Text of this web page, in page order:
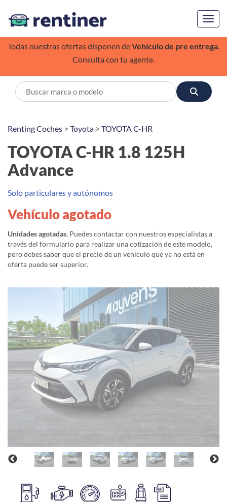
Todas nuestras ofertas disponen deVehículo de pre entrega.
Consulta con tu agente.
Renting Coches > Toyota > TOYOTA C-HR
TOYOTA C-HR 1.8 125H
Advance
Solo particulares y autónomos
Vehículo agotado
Unidades agotadas. Puedes contactar con nuestros especialistas a
través del formulario para realizar una cotización de este modelo,
pero debes saber que el precio de un vehículo que ya no está en
oferta puede ser superior.